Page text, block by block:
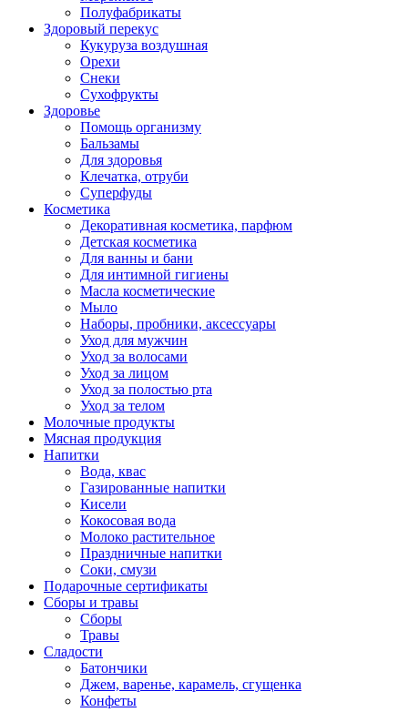
Полуфабрикаты
Здоровый перекус
Кукуруза воздушная
Орехи
Снеки
Сухофрукты
Здоровье
Помощь организму
Бальзамы
Для здоровья
Клечатка, отруби
Суперфуды
Косметика
Декоративная косметика, парфюм
Детская косметика
Для ванны и бани
Для интимной гигиены
Масла косметические
Мыло
Наборы, пробники, аксессуары
Уход для мужчин
Уход за волосами
Уход за лицом
Уход за полостью рта
Уход за телом
Молочные продукты
Мясная продукция
Напитки
Вода, квас
Газированные напитки
Кисели
Кокосовая вода
Молоко растительное
Праздничные напитки
Соки, смузи
Подарочные сертификаты
Сборы и травы
Сборы
Травы
Сладости
Батончики
Джем, варенье, карамель, сгущенка
Конфеты